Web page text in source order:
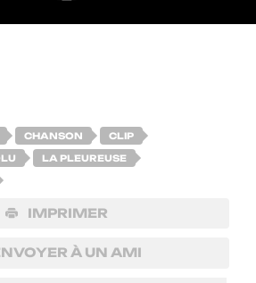
CHANSON CLIP
LA PLEUREUSE
IMPRIMER
À UN AMI